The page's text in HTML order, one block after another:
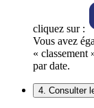
cliquez sur :
Vous avez
« classement
par date.
4. Consulter